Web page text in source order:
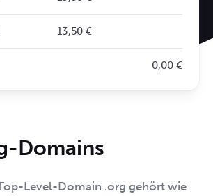
13,50 €
0,00 €
Domains
Level-Domain .org gehört wie